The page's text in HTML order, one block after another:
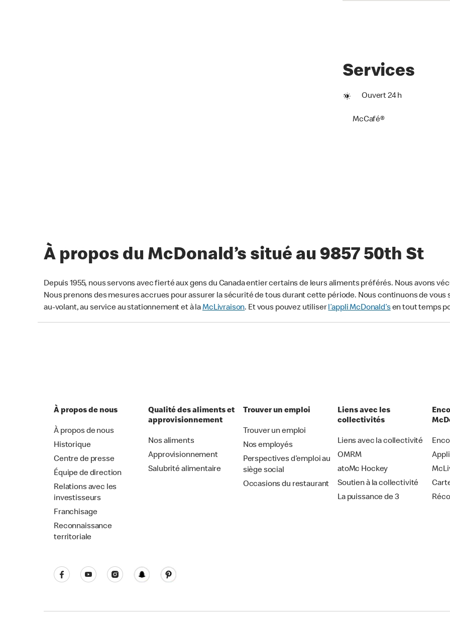
Services
Ouvert 24 h
McCafé®
À propos du McDonald’s situé au 9857 50th St
Depuis 1955, nous servons avec fierté aux gens du Canada entier certains de leurs aliments préférés. Nous avons
Nous prenons des mesures accrues pour assurer la sécurité de tous durant cette période. Nous continuons de
au-volant, au service au stationnement et à laMcLivraison. Et vous pouvez utiliserl’appli McDonald’sen tout temps
À propos de nous
À propos de nous
Historique
Centre de presse
Équipe de direction
Relations avec les
investisseurs
Franchisage
Reconnaissance
territoriale
Qualité des aliments et
approvisionnement
Nos aliments
Approvisionnement
Salubrité alimentaire
Trouver un emploi
Trouver un emploi
Nos employés
Perspectives d’emploi au
siège social
Occasions du restaurant
Liens avec les
collectivités
Liens avec la collectivité
OMRM
atoMc Hockey
Soutien à la collectivité
La puissance de 3